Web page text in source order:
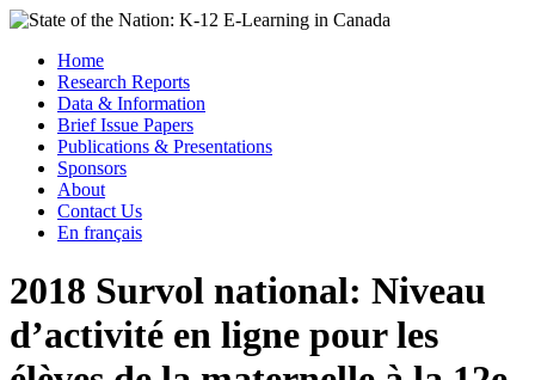
Skip
content
State of the Nation: K-12 E-Learning in Canada
Menu
Home
Research Reports
Data & Information
Brief Issue Papers
Publications & Presentations
Sponsors
About
Contact Us
En français
2018 Survol national: Niveau
d’activité en ligne pour les